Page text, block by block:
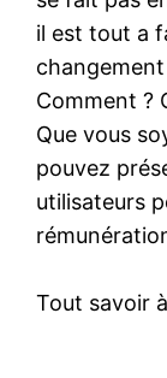
il est tout a
Comment ?
Que vous
pouvez
utilisateurs
Tout savoir